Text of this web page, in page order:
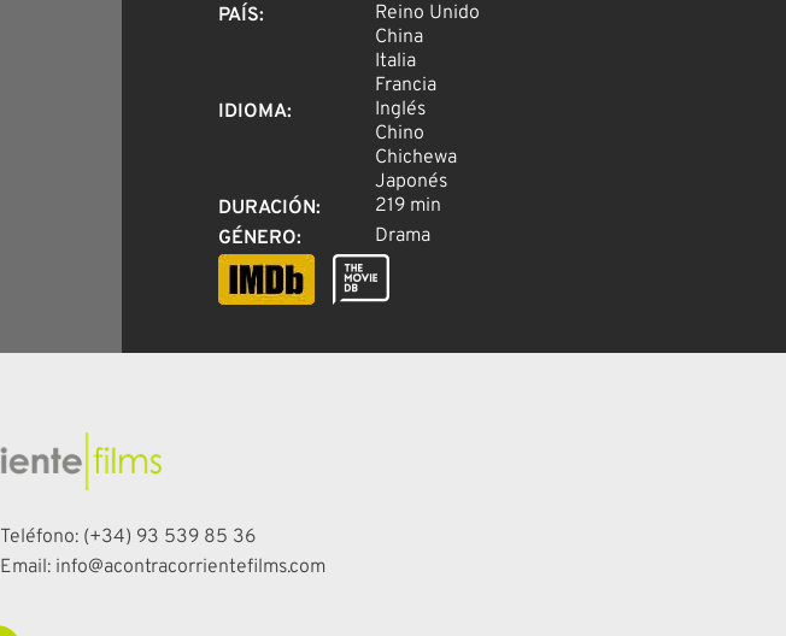
PAÍS:
Reino Unido
China
Italia
Francia
IDIOMA:
Inglés
Chino
Chichewa
Japonés
DURACIÓN:
219 min
GÉNERO: Drama
Teléfono: (+34) 93 539 85 36
Email: info@acontracorrientefilms.com